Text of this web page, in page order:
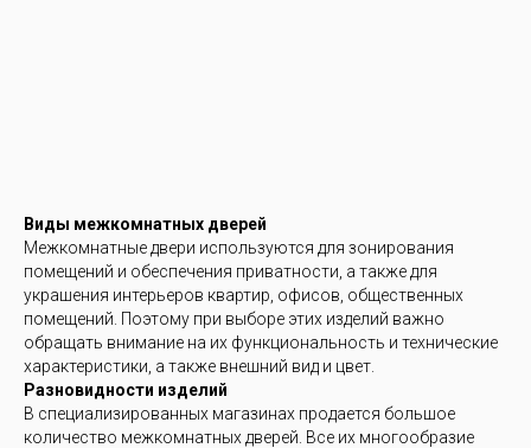
Виды межкомнатных дверей
Межкомнатные двери используются для зонирования
помещений и обеспечения приватности, а также для
украшения интерьеров квартир, офисов, общественных
помещений. Поэтому при выборе этих изделий важно
обращать внимание на их функциональность и технические
характеристики, а также внешний вид и цвет.
Разновидности изделий
В специализированных магазинах продается большое
количество межкомнатных дверей. Все их многообразие